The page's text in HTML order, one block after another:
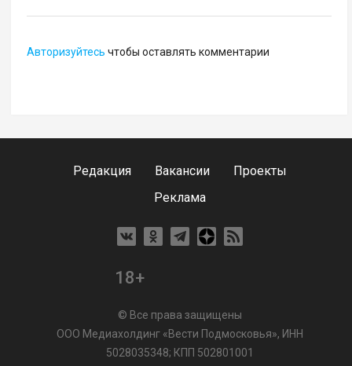
Авторизуйтесь чтобы оставлять комментарии
Редакция Вакансии
Проекты
Реклама
18+
© Все права защищены
ООО Медиахолдинг «Вести Подмосковья», ИНН
5028035348; КПП 502801001